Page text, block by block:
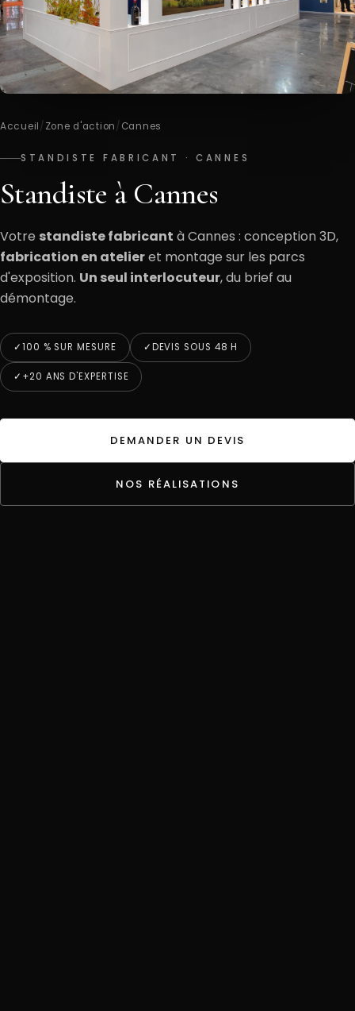
Accueil/ Zone d'action/ Cannes
STANDISTE FABRICANT · CANNES
Standiste à Cannes
Votre standiste fabricant à Cannes : conception 3D,
fabrication en atelieret montage sur les parcs
d'exposition. Un seul interlocuteur, du brief au
démontage.
100 % SUR MESURE DEVIS SOUS 48 H
+20 ANS D'EXPERTISE
DEMANDER UN DEVIS
NOS RÉALISATIONS